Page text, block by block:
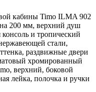
кабины Timo ILMA 902
200 мм, верхний душ
и тропический
стали,
раздвижные двери
хромированный
верхний, боковой
лейка, полочка и ручки